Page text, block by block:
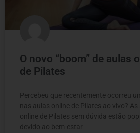
O novo “boom” de aulas
de Pilates
Percebeu que recentemente ocorreu
nas aulas online de Pilates ao vivo? As
online de Pilates sem dúvida estão
devido ao bem-estar